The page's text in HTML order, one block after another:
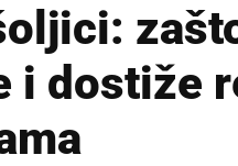
i dostiže